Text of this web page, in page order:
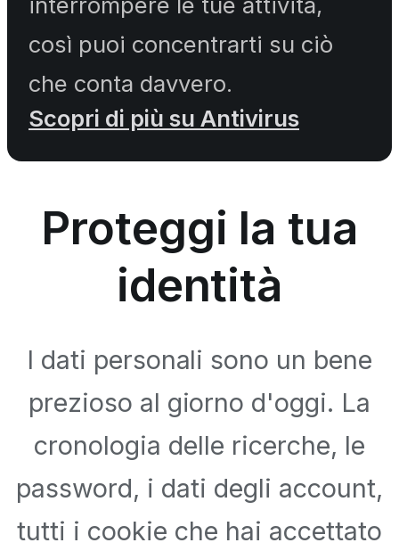
così puoi concentrarti su ciò
che conta davvero.
Scopri di più su Antivirus
Proteggi la tua
identità
I dati personali sono un bene
prezioso al giorno d'oggi. La
cronologia delle ricerche, le
password, i dati degli account,
tutti i cookie che hai accettato